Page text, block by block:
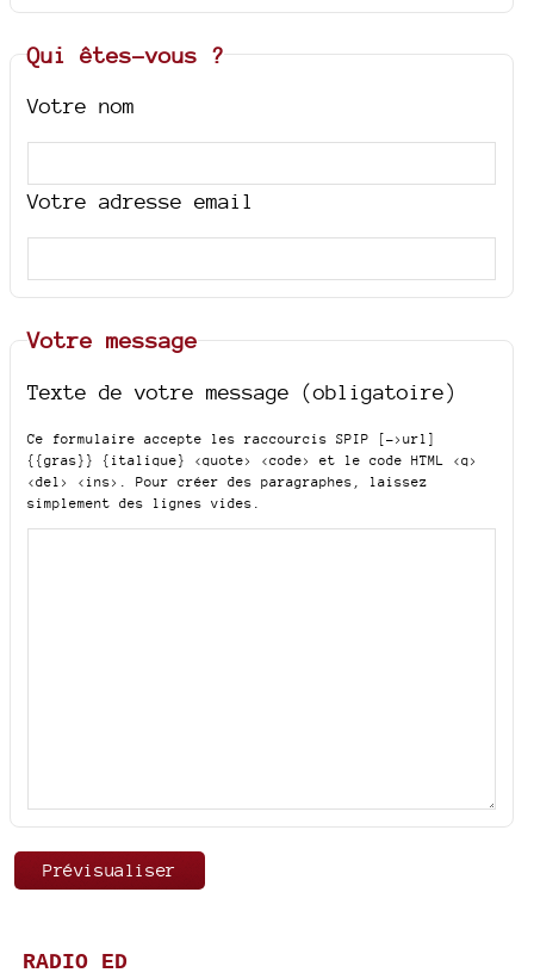
Qui êtes-vous ?
Votre nom
Votre adresse email
Votre message
Texte de votre message (obligatoire)
Ce formulaire accepte les raccourcis SPIP
[->url]
{{gras}} {italique} <quote> <code>
et le code HTML <q>
<del> <ins>
. Pour créer des paragraphes, laissez
simplement des lignes vides.
RADIO ED